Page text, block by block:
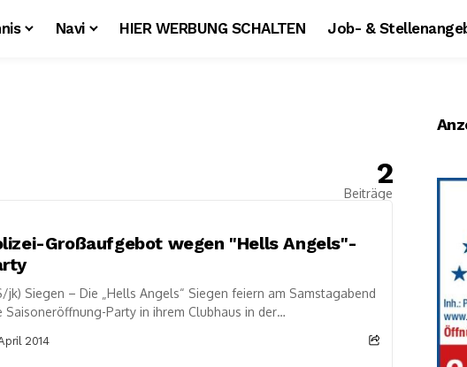
Navi HIER WERBUNG SCHALTEN Job- &
2
Beiträge
Großaufgebot wegen "Hells Angels"-
jk) Siegen – Die „Hells Angels“ Siegen feiern am Samstagabend
Saisoneröffnung-Party in ihrem Clubhaus in der
2014